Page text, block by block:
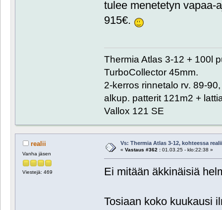
tulee menetetyn vapaa-
915€.
Thermia Atlas 3-12 + 100l
TurboCollector 45mm.
2-kerros rinnetalo rv. 89-
alkup. patterit 121m2 +
Vallox 121 SE
realii
Vanha jäsen
Viestejä: 469
Vs: Thermia Atlas 3-12, kohteessa realii
« Vastaus #362 :01.03.25 - klo:22:38 »
Ei mitään äkkinäisiä
Tosiaan koko kuukausi